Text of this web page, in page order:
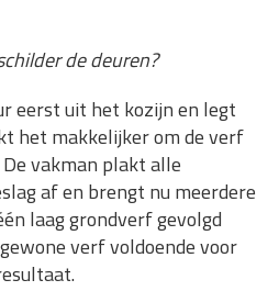
de deuren?
eerst uit het kozijn en legt
het makkelijker om de verf
vakman plakt alle
af en brengt nu meerdere
laag grondverf gevolgd
verf voldoende voor